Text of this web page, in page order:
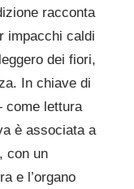
racconta
impacchi caldi
dei fiori,
In chiave di
come lettura
è associata a
con un
e l’organo